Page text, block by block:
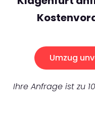
Umzug
Ihre Anfrage ist zu